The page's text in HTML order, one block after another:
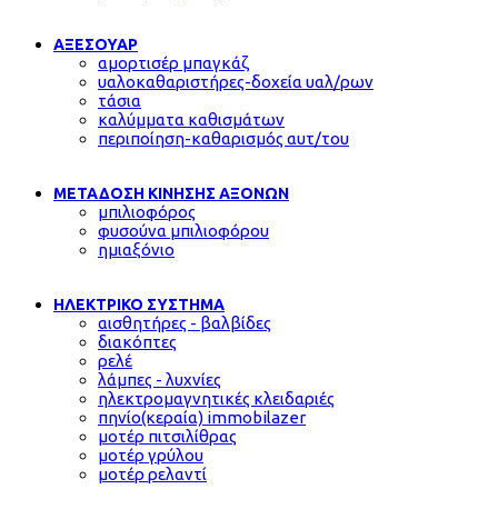
ΑΞΕΣΟΥΑΡ
αμορτισέρ μπαγκάζ
υαλοκαθαριστήρες-δοχεία υαλ/ρων
τάσια
καλύμματα καθισμάτων
περιποίηση-καθαρισμός αυτ/του
ΜΕΤΑΔΟΣΗ ΚΙΝΗΣΗΣ ΑΞΟΝΩΝ
μπιλιοφόρος
φυσούνα μπιλιοφόρου
ημιαξόνιο
ΗΛΕΚΤΡΙΚΟ ΣΥΣΤΗΜΑ
αισθητήρες - βαλβίδες
διακόπτες
ρελέ
λάμπες - λυχνίες
ηλεκτρομαγνητικές κλειδαριές
πηνίο(κεραία) immobilazer
μοτέρ πιτσιλίθρας
μοτέρ γρύλου
μοτέρ ρελαντί